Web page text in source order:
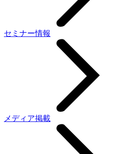
セミナー情報
メディア掲載